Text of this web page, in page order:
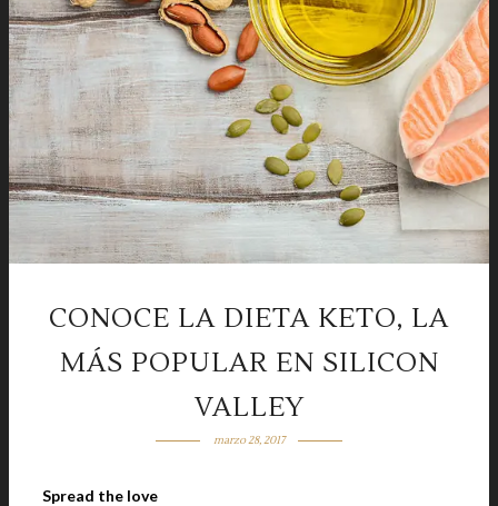
CONOCE LA DIETA KETO, LA
MÁS POPULAR EN SILICON
VALLEY
marzo 28, 2017
Spread the love